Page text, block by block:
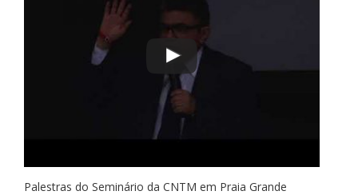
Palestras do Seminário da CNTM em Praia Grande